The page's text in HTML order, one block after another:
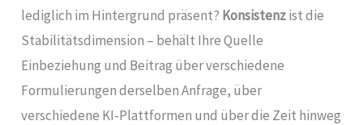
lediglich im Hintergrund präsent? Konsistenzist die
Stabilitätsdimension – behält Ihre Quelle
Einbeziehung und Beitrag über verschiedene
Formulierungen derselben Anfrage, über
verschiedene KI-Plattformen und über die Zeit hinweg